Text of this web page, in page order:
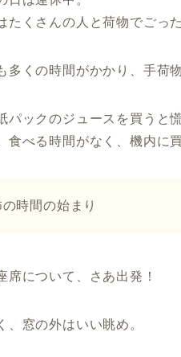
たくさんの人と荷物でごっ
多くの時間がかかり、手荷
パックのジュースを買うと
食べる時間がなく、機内に
時間の始まり
席について、さあ出発！
、窓の外はいい眺め。